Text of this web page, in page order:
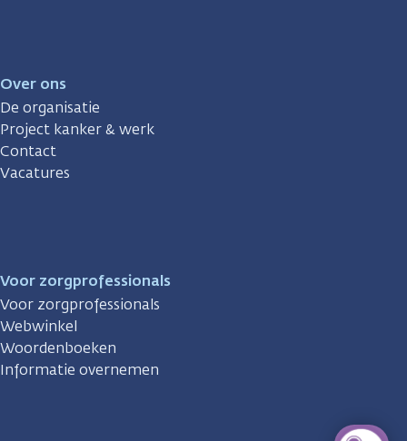
Over ons
De organisatie
Project kanker & werk
Contact
Vacatures
Voor zorgprofessionals
Voor zorgprofessionals
Webwinkel
Woordenboeken
Informatie overnemen